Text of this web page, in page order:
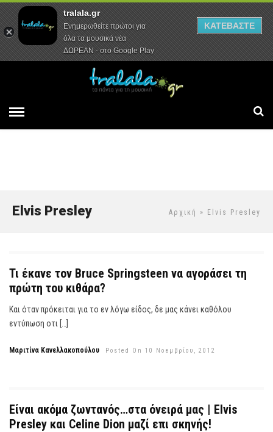
Αρχική Συνεντεύξεις Ρεπορτάζ
Αρχική » Elvis Presley
Elvis Presley
Τι έκανε τον Bruce Springsteen να αγοράσει τη
πρώτη του κιθάρα?
Και όταν πρόκειται για το εν λόγω είδος, δε μας κάνει καθόλου
εντύπωση οτι […]
Μαριτίνα Κανελλακοπούλου Posted On 10 Νοεμβρίου, 2012
Είναι ακόμα ζωντανός…στα όνειρά μας | Elvis
Presley και Celine Dion μαζί επι σκηνής!
tralala.gr
Ενημερωθείτε πρώτοι για
όλα τα μουσικά νέα
ΔΩΡΕΑΝ - στο Google Play
ΚΑΤΕΒΑΣΤΕ